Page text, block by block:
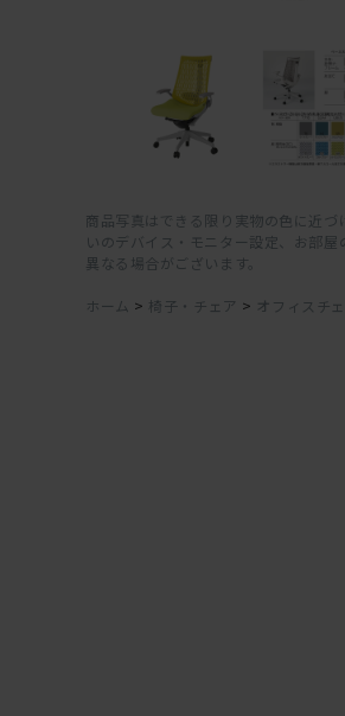
商品写真はできる限り実物の色に近
いのデバイス・モニター設定、お部
異なる場合がございます。
ホーム > 椅子・チェア > オフィスチ